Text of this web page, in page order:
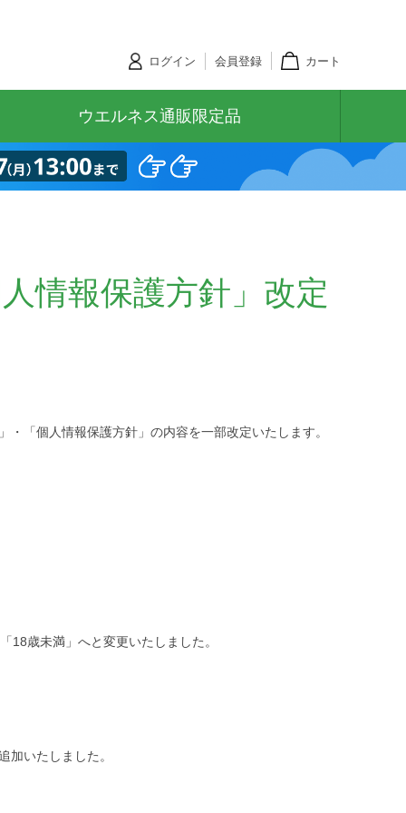
ログイン 会員登録 カート
ウエルネス通販限定品
情報保護方針」改定
「個人情報保護方針」の内容を一部改定いたします。
18歳未満」へと変更いたしました。
加いたしました。